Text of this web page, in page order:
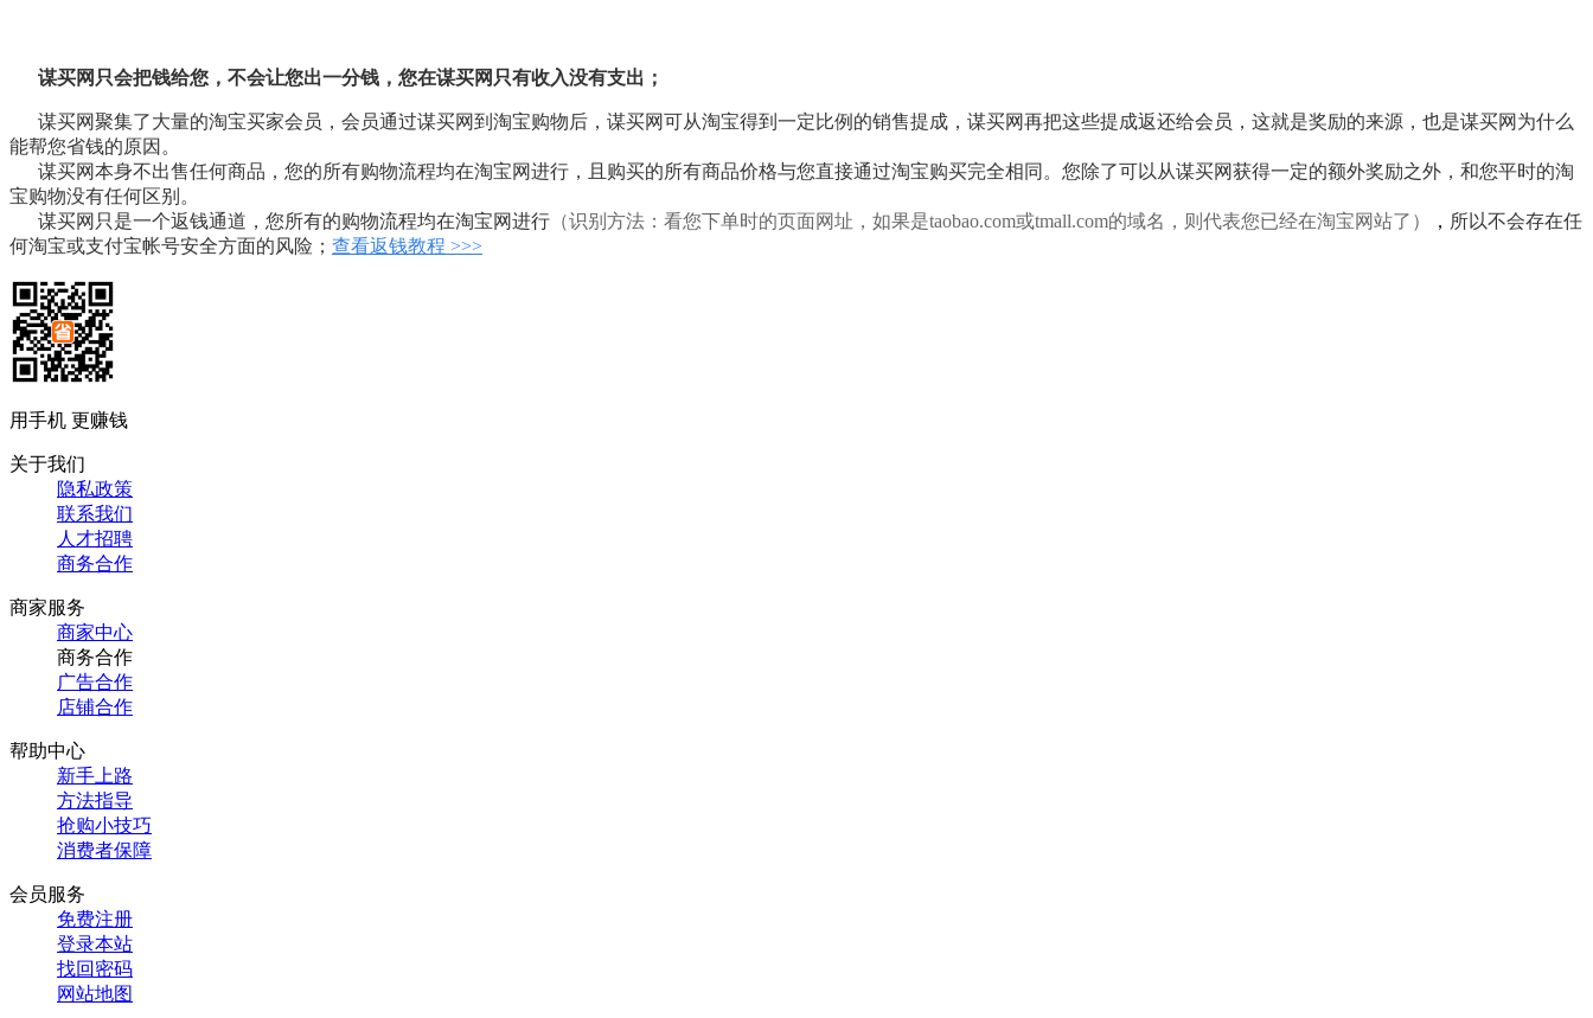
谋买网只会把钱给您，不会让您出一分钱，您在谋买网只有收入没有支出；
谋买网聚集了大量的淘宝买家会员，会员通过谋买网到淘宝购物后，谋买网可从淘宝得到一定比例的销售提成，谋买网再把这些提成返还给会员，这就是奖励的来源，也是谋买网为什么
能帮您省钱的原因。
谋买网本身不出售任何商品，您的所有购物流程均在淘宝网进行，且购买的所有商品价格与您直接通过淘宝购买完全相同。您除了可以从谋买网获得一定的额外奖励之外，和您平时的淘
宝购物没有任何区别。
谋买网只是一个返钱通道，您所有的购物流程均在淘宝网进行 （识别方法：看您下单时的页面网址，如果是taobao.com或tmall.com的域名，则代表您已经在淘宝网站了） ， 所以不会存在任
何淘宝或支付宝帐号安全方面的风险； 查看返钱教程 >>>
用手机 更赚钱
关于我们
隐私政策
联系我们
人才招聘
商务合作
商家服务
商家中心
商务合作
广告合作
店铺合作
帮助中心
新手上路
方法指导
抢购小技巧
消费者保障
会员服务
免费注册
登录本站
找回密码
网站地图